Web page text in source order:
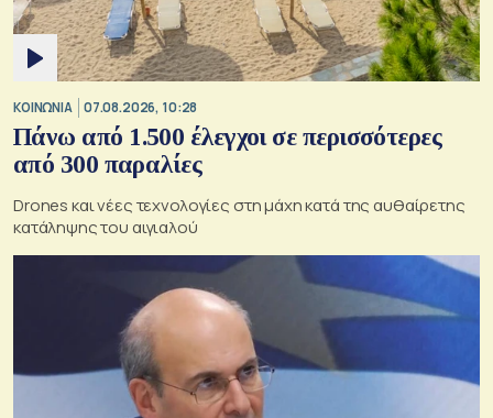
ΚΟΙΝΩΝΙΑ 07.08.2026, 10:28
Πάνω από 1.500 έλεγχοι σε περισσότερες
από 300 παραλίες
Drones και νέες τεχνολογίες στη μάχη κατά της αυθαίρετης
κατάληψης του αιγιαλού